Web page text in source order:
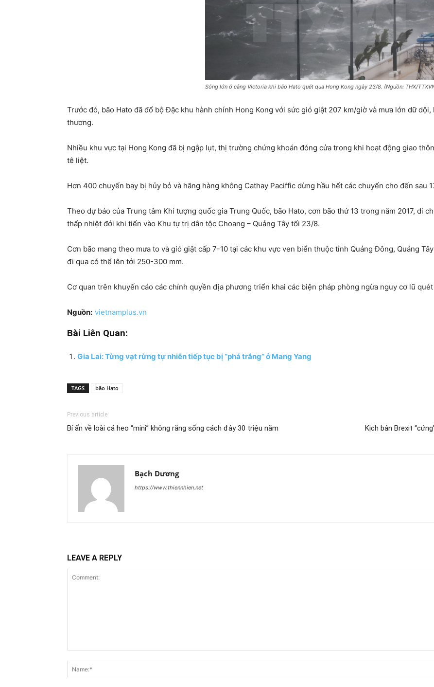
Sóng lớn ở cảng Victoria khi bão Hato quét qua Hong Kong ngày 23/8. (Nguồn: THX/
Trước đó, bão Hato đã đổ bộ Đặc khu hành chính Hong Kong với sức gió giật 207 km/giờ và mưa lớn dữ
thương.
Nhiều khu vực tại Hong Kong đã bị ngập lụt, thị trường chứng khoán đóng cửa trong khi hoạt động giao
tê liệt.
Hơn 400 chuyến bay bị hủy bỏ và hãng hàng không Cathay Paciffic dừng hầu hết các chuyến cho đến sau
Theo dự báo của Trung tâm Khí tượng quốc gia Trung Quốc, bão Hato, cơn bão thứ 13 trong năm 2017, di
thấp nhiệt đới khi tiến vào Khu tự trị dân tộc Choang – Quảng Tây tối 23/8.
Cơn bão mang theo mưa to và gió giật cấp 7-10 tại các khu vực ven biển thuộc tỉnh Quảng Đông, Quảng
đi qua có thể lên tới 250-300 mm.
Cơ quan trên khuyến cáo các chính quyền địa phương triển khai các biện pháp phòng ngừa nguy cơ lũ quét
Nguồn: vietnamplus.vn
Bài Liên Quan:
Gia Lai: Từng vạt rừng tự nhiên tiếp tục bị “phá trắng” ở Mang Yang
TAGS bão Hato
Previous article
Bí ẩn về loài cá heo “mini” không răng sống cách đây 30 triệu năm Kịch bản Brexit
Bạch Dương
https://www.thiennhien.net
LEAVE A REPLY